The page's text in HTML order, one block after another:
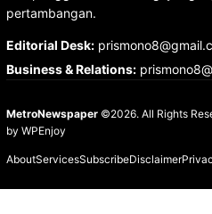
pertambangan.
Editorial Desk:
Business & Relations:
MetroNewspaper©2026. All Rights
by WPEnjoy
AboutServicesSubscribeDisclaimer